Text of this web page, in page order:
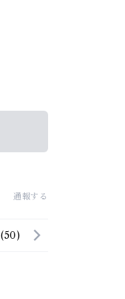
通報する
(50)